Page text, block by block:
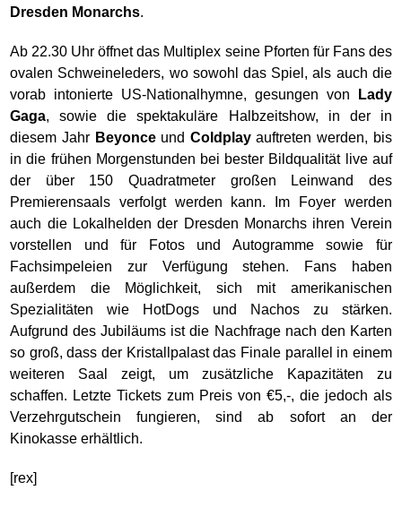
Dresden Monarchs.
Ab 22.30 Uhr öffnet das Multiplex seine Pforten für Fans des
ovalen Schweineleders, wo sowohl das Spiel, als auch die
vorab intonierte US-Nationalhymne, gesungen von
Lady
Gaga, sowie die spektakuläre Halbzeitshow, in der in
diesem Jahr Beyonceund Coldplayauftreten werden, bis
in die frühen Morgenstunden bei bester Bildqualität live auf
der über 150 Quadratmeter großen Leinwand des
Premierensaals verfolgt werden kann. Im Foyer werden
auch die Lokalhelden der Dresden Monarchs ihren Verein
vorstellen und für Fotos und Autogramme sowie für
Fachsimpeleien zur Verfügung stehen. Fans haben
außerdem die Möglichkeit, sich mit amerikanischen
Spezialitäten wie HotDogs und Nachos zu stärken.
Aufgrund des Jubiläums ist die Nachfrage nach den Karten
so groß, dass der Kristallpalast das Finale parallel in einem
weiteren Saal zeigt, um zusätzliche Kapazitäten zu
schaffen. Letzte Tickets zum Preis von €5,-, die jedoch als
Verzehrgutschein fungieren, sind ab sofort an der
Kinokasse erhältlich.
[rex]